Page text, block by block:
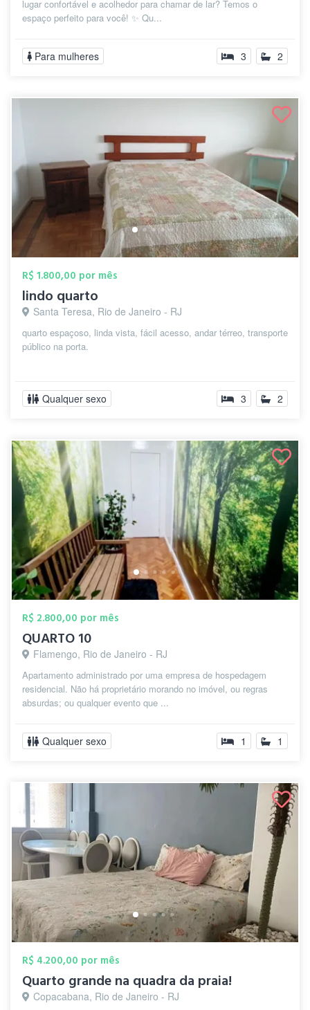
lugar confortável e acolhedor para chamar de lar? Temos o
espaço perfeito para você! ✨ Qu...
Para mulheres 3 2
R$ 1.800,00 por mês
lindo quarto
Santa Teresa, Rio de Janeiro - RJ
quarto espaçoso, linda vista, fácil acesso, andar térreo, transporte
público na porta.
Qualquer sexo 3 2
R$ 2.800,00 por mês
QUARTO 10
Flamengo, Rio de Janeiro - RJ
Apartamento administrado por uma empresa de hospedagem
residencial. Não há proprietário morando no imóvel, ou regras
absurdas; ou qualquer evento que ...
Qualquer sexo 1 1
R$ 4.200,00 por mês
Quarto grande na quadra da praia!
Copacabana, Rio de Janeiro - RJ